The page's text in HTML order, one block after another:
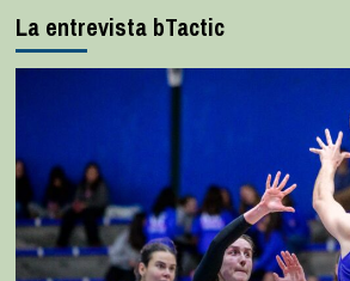
La entrevista bTactic